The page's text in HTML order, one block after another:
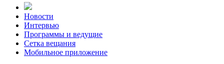
Новости
Интервью
Программы и ведущие
Сетка вещания
Мобильное приложение